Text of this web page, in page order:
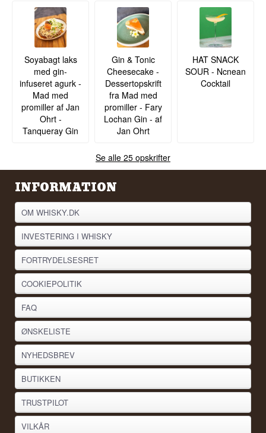
Soyabagt laks
med gin-
infuseret agurk -
Mad med
promiller af Jan
Ohrt -
Tanqueray Gin
Gin & Tonic
Cheesecake -
Dessertopskrift
fra Mad med
promiller - Fary
Lochan Gin - af
Jan Ohrt
HAT SNACK
SOUR - Ncnean
Cocktail
Se alle 25 opskrifter
INFORMATION
OM WHISKY.DK
INVESTERING I WHISKY
FORTRYDELSESRET
COOKIEPOLITIK
FAQ
ØNSKELISTE
NYHEDSBREV
BUTIKKEN
TRUSTPILOT
VILKÅR